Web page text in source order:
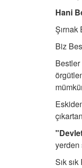
Hani
Biz
yerden
Sık